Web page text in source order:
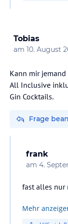
Tobias
am 10. August
Kann mir
All Inclusive
Gin Cocktails.
Frage
frank
am 4.
fast alles nur
Mehr